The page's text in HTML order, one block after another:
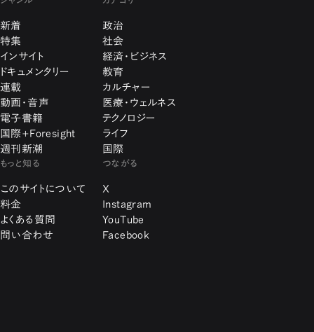
新着
特集
インサイト
ドキュメンタリー
連載
動画・音声
電子書籍
国際+Foresight
週刊新潮
政治
社会
経済・ビジネス
教育
カルチャー
医療・ウェルネス
テクノロジー
ライフ
国際
もっと知る
このサイトについて
料金
よくある質問
問い合わせ
つながる
X
Instagram
YouTube
Facebook